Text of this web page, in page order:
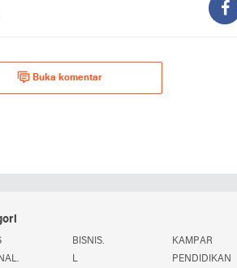
Buka komentar
BISNIS. KAMPAR
L PENDIDIKAN